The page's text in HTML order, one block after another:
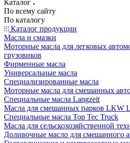
Каталог
По всему сайту
По каталогу
Каталог продукции
Масла и смазки
Моторные масла для легковых
грузовиков
Фирменные масла
Универсальные масла
Специализированные масла
Моторные масла для смешанных
Специальные масла Langzeit
Масла для смешанных парков LKW
Специальные масла Top Tec Truck
Масла для сельскохозяйственной
Доливочные масло для смешанного